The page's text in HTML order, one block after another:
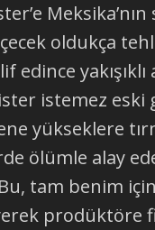
oldukça
edince yakışıklı
istemez eski
yükseklere
ölümle alay
tam benim
prodüktöre